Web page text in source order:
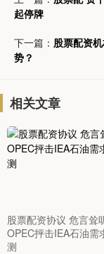
起停牌
下一篇： 股票配资
势？
相关文章
股票配资协议 危言耸
OPEC抨击IEA石油需
测